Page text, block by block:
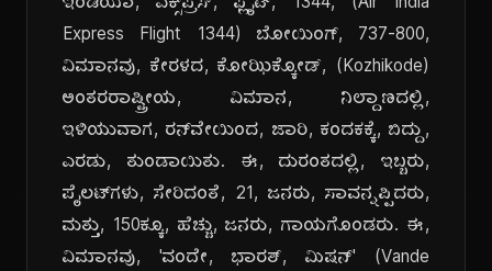
ಇಂಡಿಯಾ, ಎಕ್ಸ್‌ಪ್ರೆಸ್, ಫ್ಲೈಟ್, 1344, (Air India
Express Flight 1344) ಬೋಯಿಂಗ್, 737-800,
ವಿಮಾನವು, ಕೇರಳದ, ಕೋಝಿಕ್ಕೋಡ್, (Kozhikode)
ಅಂತರರಾಷ್ಟ್ರೀಯ, ವಿಮಾನ, ನಿಲ್ದಾಣದಲ್ಲಿ,
ಇಳಿಯುವಾಗ, ರನ್‌ವೇಯಿಂದ, ಜಾರಿ, ಕಂದಕಕ್ಕೆ, ಬಿದ್ದು,
ಎರಡು, ತುಂಡಾಯಿತು. ಈ, ದುರಂತದಲ್ಲಿ, ಇಬ್ಬರು,
ಪೈಲಟ್‌ಗಳು, ಸೇರಿದಂತೆ, 21, ಜನರು, ಸಾವನ್ನಪ್ಪಿದರು,
ಮತ್ತು, 150ಕ್ಕೂ, ಹೆಚ್ಚು, ಜನರು, ಗಾಯಗೊಂಡರು. ಈ,
ವಿಮಾನವು, 'ವಂದೇ, ಭಾರತ್, ಮಿಷನ್' (Vande